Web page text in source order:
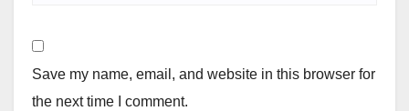
Save my name, email, and website in this browser for
the next time I comment.